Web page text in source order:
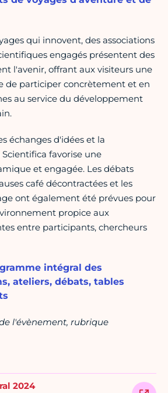
qui innovent, des associations
engagés présentent des
l'avenir, offrant aux visiteurs une
de participer concrètement et en
au service du développement
échanges d'idées et la
favorise une
et engagée. Les débats
café décontractées et les
ont également été prévues pour
propice aux
entre participants, chercheurs
intégral des
ateliers, débats, tables
l'évènement, rubrique
2024